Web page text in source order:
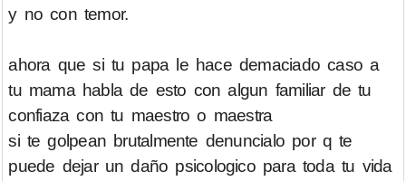
y no con temor.
ahora que si tu papa le hace demaciado caso a
tu mama habla de esto con algun familiar de tu
confiaza con tu maestro o maestra
si te golpean brutalmente denuncialo por q te
puede dejar un daño psicologico para toda tu vida